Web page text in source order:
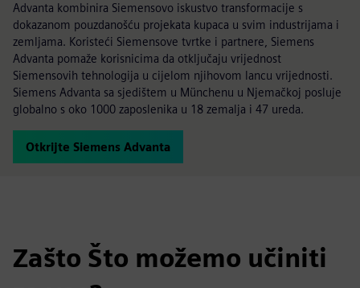
Advanta kombinira Siemensovo iskustvo transformacije s
dokazanom pouzdanošću projekata kupaca u svim industrijama i
zemljama. Koristeći Siemensove tvrtke i partnere, Siemens
Advanta pomaže korisnicima da otključaju vrijednost
Siemensovih tehnologija u cijelom njihovom lancu vrijednosti.
Siemens Advanta sa sjedištem u Münchenu u Njemačkoj posluje
globalno s oko 1000 zaposlenika u 18 zemalja i 47 ureda.
Otkrijte Siemens Advanta
Zašto Što možemo učiniti